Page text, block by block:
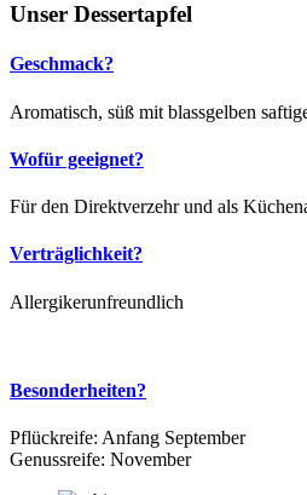
Unser Dessertapfel
Geschmack?
Aromatisch, süß mit blassgelben
Wofür geeignet?
Für den Direktverzehr und als
Verträglichkeit?
Allergikerunfreundlich
Besonderheiten?
Pflückreife: Anfang September
Genussreife: November